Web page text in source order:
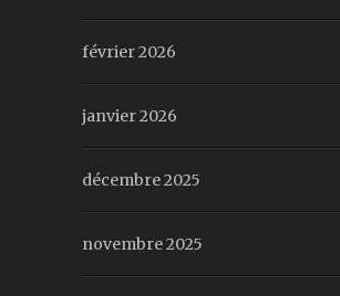
février 2026
janvier 2026
décembre 2025
novembre 2025